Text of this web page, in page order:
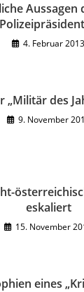
Aussagen
4. Februar 2013
„Militär des
9. November
eskaliert
15. November
eines